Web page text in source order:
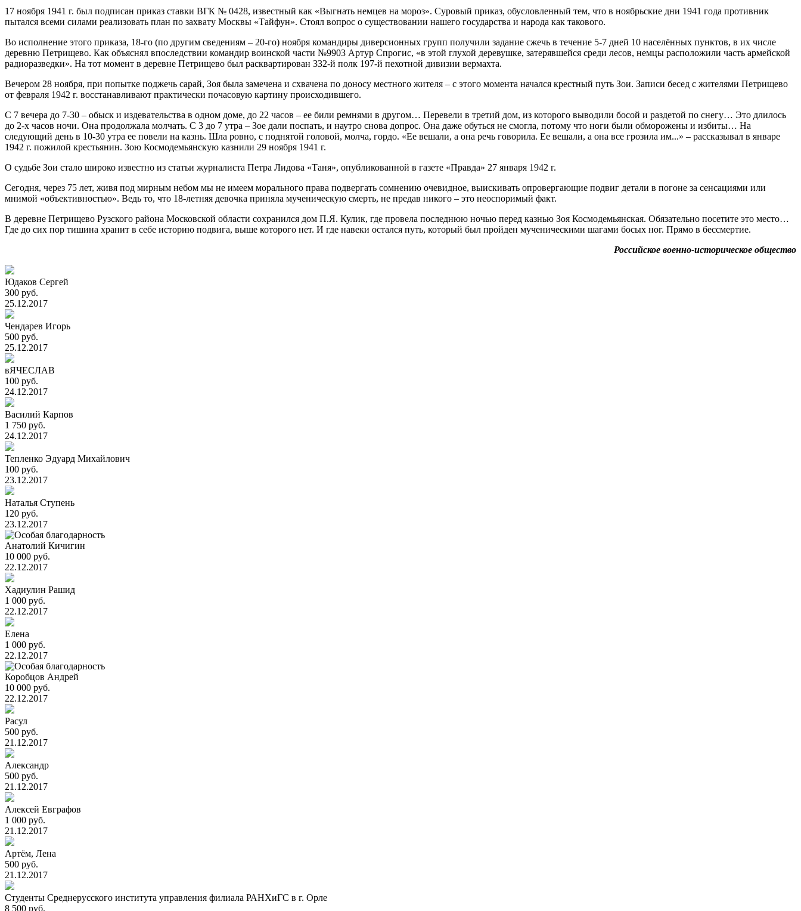
17 ноября 1941 г. был подписан приказ ставки ВГК № 0428, известный как «Выгнать немцев на мороз». Суровый приказ, обусловленный тем, что в ноябрьские дни 1941 года противник
пытался всеми силами реализовать план по захвату Москвы «Тайфун». Стоял вопрос о существовании нашего государства и народа как такового.
Во исполнение этого приказа, 18-го (по другим сведениям – 20-го) ноября командиры диверсионных групп получили задание сжечь в течение 5-7 дней 10 населённых пунктов, в их числе
деревню Петрищево. Как объяснял впоследствии командир воинской части №9903 Артур Спрогис, «в этой глухой деревушке, затерявшейся среди лесов, немцы расположили часть армейской
радиоразведки». На тот момент в деревне Петрищево был расквартирован 332-й полк 197-й пехотной дивизии вермахта.
Вечером 28 ноября, при попытке поджечь сарай, Зоя была замечена и схвачена по доносу местного жителя – с этого момента начался крестный путь Зои. Записи бесед с жителями Петрищево
от февраля 1942 г. восстанавливают практически почасовую картину происходившего.
С 7 вечера до 7-30 – обыск и издевательства в одном доме, до 22 часов – ее били ремнями в другом… Перевели в третий дом, из которого выводили босой и раздетой по снегу… Это длилось
до 2-х часов ночи. Она продолжала молчать. С 3 до 7 утра – Зое дали поспать, и наутро снова допрос. Она даже обуться не смогла, потому что ноги были обморожены и избиты… На
следующий день в 10-30 утра ее повели на казнь. Шла ровно, с поднятой головой, молча, гордо. «Ее вешали, а она речь говорила. Ее вешали, а она все грозила им...» – рассказывал в январе
1942 г. пожилой крестьянин. Зою Космодемьянскую казнили 29 ноября 1941 г.
О судьбе Зои стало широко известно из статьи журналиста Петра Лидова «Таня», опубликованной в газете «Правда» 27 января 1942 г.
Сегодня, через 75 лет, живя под мирным небом мы не имеем морального права подвергать сомнению очевидное, выискивать опровергающие подвиг детали в погоне за сенсациями или
мнимой «объективностью». Ведь то, что 18-летняя девочка приняла мученическую смерть, не предав никого – это неоспоримый факт.
В деревне Петрищево Рузского района Московской области сохранился дом П.Я. Кулик, где провела последнюю ночью перед казнью Зоя Космодемьянская. Обязательно посетите это место…
Где до сих пор тишина хранит в себе историю подвига, выше которого нет. И где навеки остался путь, который был пройден мученическими шагами босых ног. Прямо в бессмертие.
Российское военно-историческое общество
Юдаков Сергей
300 руб.
25.12.2017
Чендарев Игорь
500 руб.
25.12.2017
вЯЧЕСЛАВ
100 руб.
24.12.2017
Василий Карпов
1 750 руб.
24.12.2017
Тепленко Эдуард Михайлович
100 руб.
23.12.2017
Наталья Ступень
120 руб.
23.12.2017
Анатолий Кичигин
10 000 руб.
22.12.2017
Хадиулин Рашид
1 000 руб.
22.12.2017
Елена
1 000 руб.
22.12.2017
Коробцов Андрей
10 000 руб.
22.12.2017
Расул
500 руб.
21.12.2017
Александр
500 руб.
21.12.2017
Алексей Евграфов
1 000 руб.
21.12.2017
Артём, Лена
500 руб.
21.12.2017
Студенты Среднерусского института управления филиала РАНХиГС в г. Орле
8 500 руб.